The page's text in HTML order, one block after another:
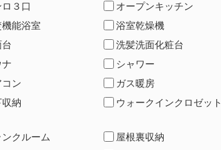
ロ３口
オープンキッチン
能浴室
浴室乾燥機
洗髪洗面化粧台
シャワー
コン
ガス暖房
収納
ウォークインクロゼット
ンクルーム
屋根裏収納